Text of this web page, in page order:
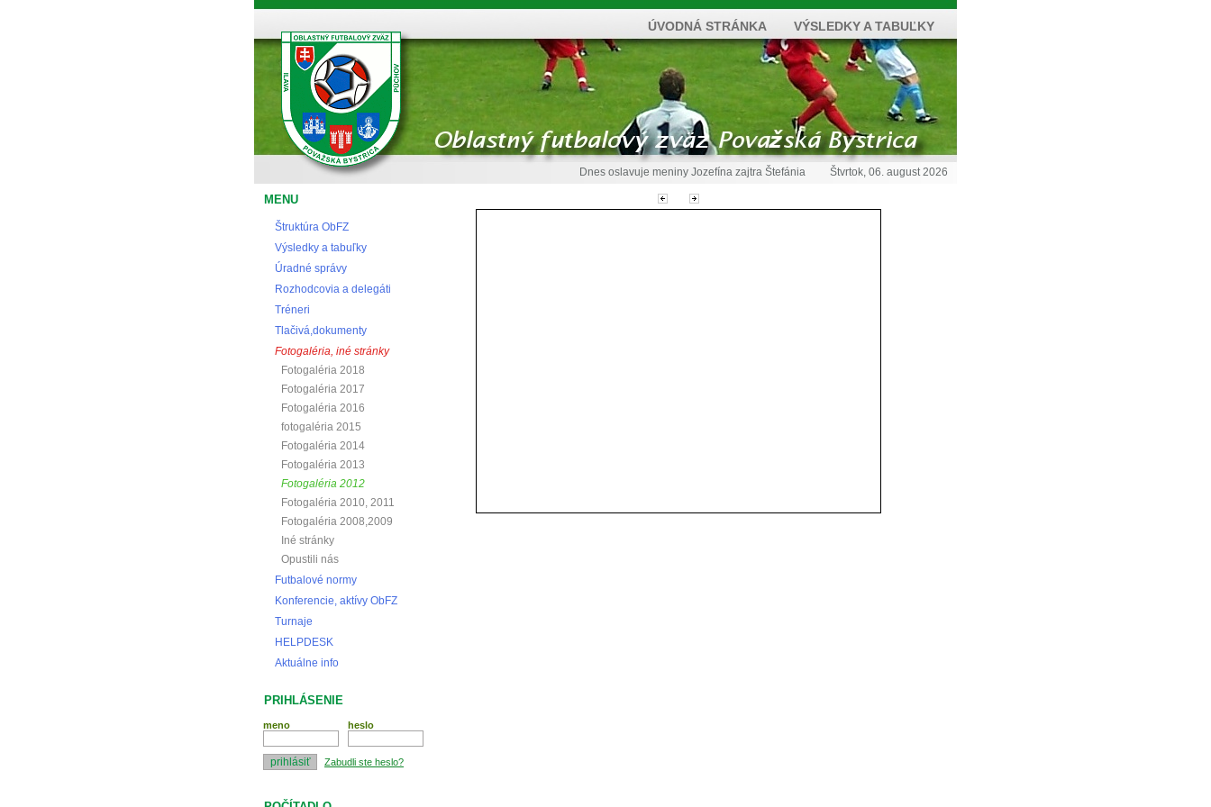
ÚVODNÁ STRÁNKA VÝSLEDKY A TABUĽKY
Dnes oslavuje meniny Jozefína zajtra Štefánia Štvrtok, 06. august 2026
MENU
Štruktúra ObFZ
Výsledky a tabuľky
Úradné správy
Rozhodcovia a delegáti
Tréneri
Tlačivá,dokumenty
Fotogaléria, iné stránky
Fotogaléria 2018
Fotogaléria 2017
Fotogaléria 2016
fotogaléria 2015
Fotogaléria 2014
Fotogaléria 2013
Fotogaléria 2012
Fotogaléria 2010, 2011
Fotogaléria 2008,2009
Iné stránky
Opustili nás
Futbalové normy
Konferencie, aktívy ObFZ
Turnaje
HELPDESK
Aktuálne info
PRIHLÁSENIE
meno heslo
Zabudli ste heslo?